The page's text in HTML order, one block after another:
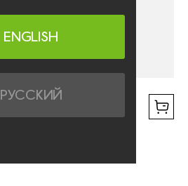
ENGLISH
РУССКИЙ